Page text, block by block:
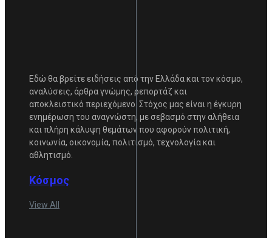
Εδώ θα βρείτε ειδήσεις από την Ελλάδα και τον κόσμο,
αναλύσεις, άρθρα γνώμης, ρεπορτάζ και
αποκλειστικό περιεχόμενο. Στόχος μας είναι η έγκυρη
ενημέρωση του αναγνώστη, με σεβασμό στην αλήθεια
και πλήρη κάλυψη θεμάτων που αφορούν πολιτική,
κοινωνία, οικονομία, πολιτισμό, τεχνολογία και
αθλητισμό.
Κόσμος
View All